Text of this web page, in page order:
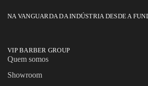
NA VANGUARDA DA INDÚSTRIA DESDE A
VIP BARBER GROUP
Quem somos
Showroom